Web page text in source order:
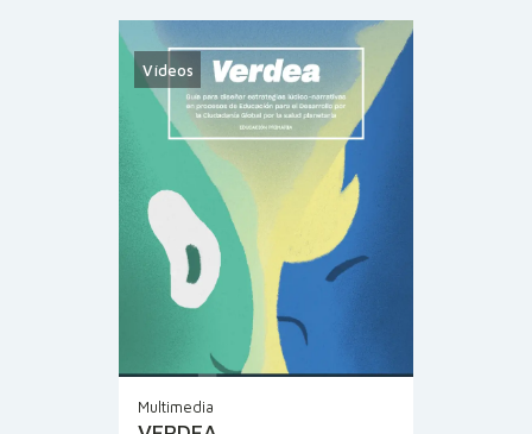
Vídeos
Multimedia